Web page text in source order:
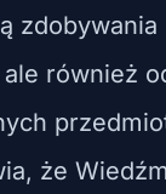
zdobywania
również
że